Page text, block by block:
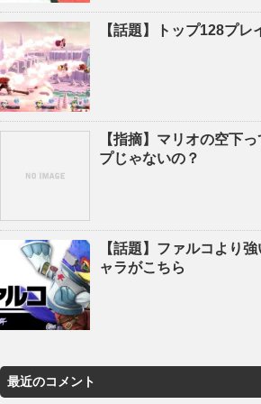
【話題】トップ128プ
【指摘】マリオの空下
プじゃないの？
【話題】ファルコより
ャラがこちら
最近のコメント